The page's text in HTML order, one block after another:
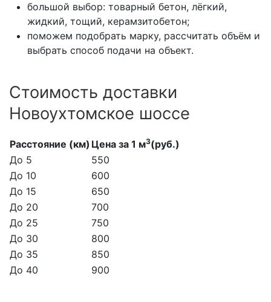
большой выбор: товарный бетон, лёгкий,
жидкий, тощий, керамзитобетон;
поможем подобрать марку, рассчитать объём и
выбрать способ подачи на объект.
Стоимость доставки
Новоухтомское шоссе
Расстояние (км) Цена за 1 м3(руб.)
До 5
550
До 10
600
До 15
650
До 20
700
До 25
750
До 30
800
До 35
850
До 40
900